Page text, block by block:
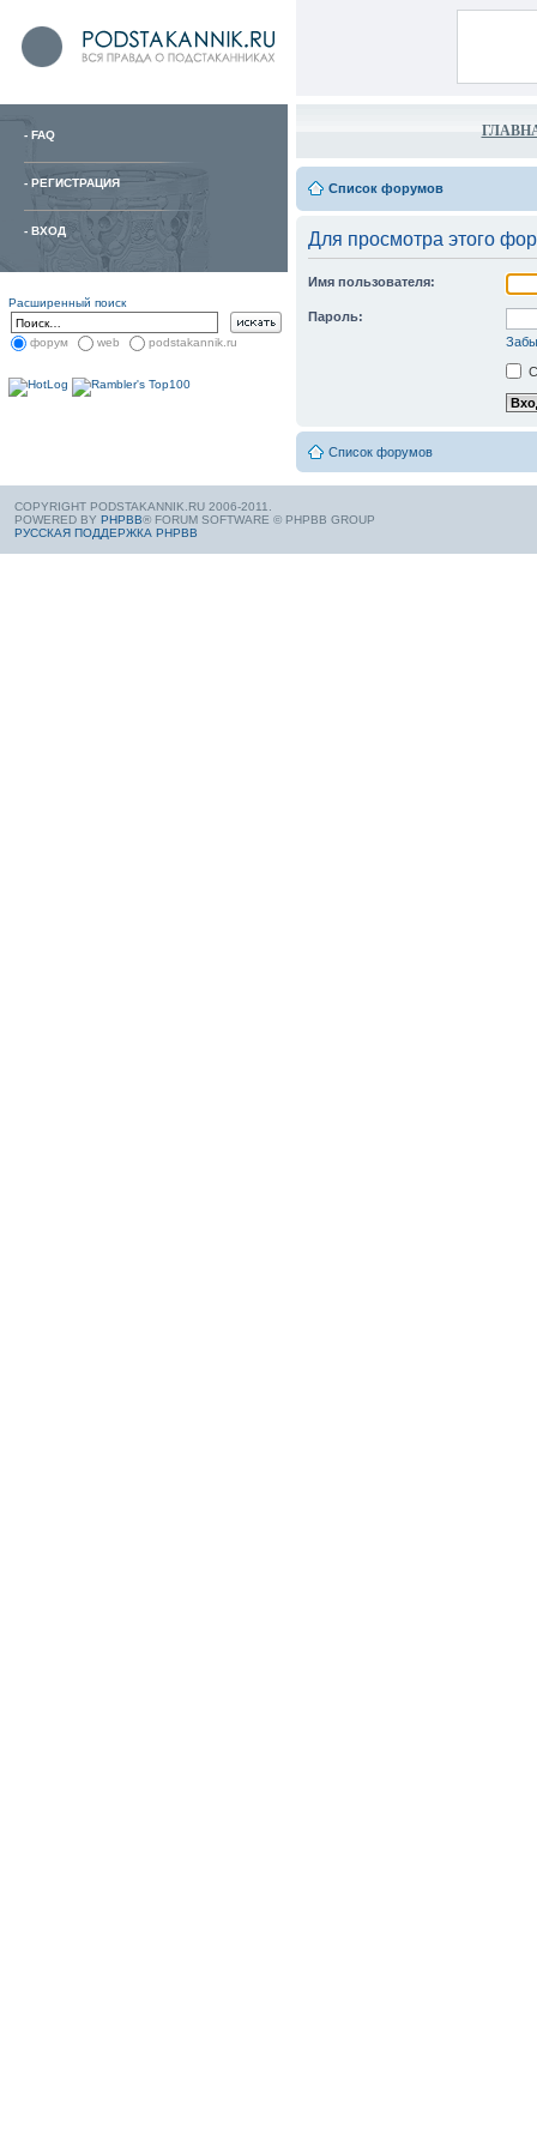
- FAQ
- РЕГИСТРАЦИЯ
- ВХОД
Расширенный поиск
форум web podstakannik.ru
Список форумов
Для просмотра этого
Имя пользователя:
Пароль:
Список форумов
COPYRIGHT PODSTAKANNIK.RU 2006-2011.
POWERED BY PHPBB® FORUM SOFTWARE © PHPBB GROUP
РУССКАЯ ПОДДЕРЖКА PHPBB